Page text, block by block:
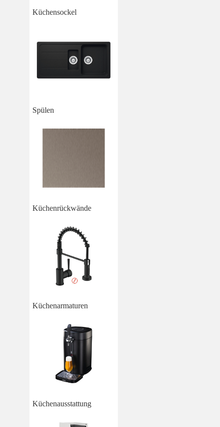
Küchensockel
Spülen
Küchenrückwände
Küchenarmaturen
Küchenausstattung